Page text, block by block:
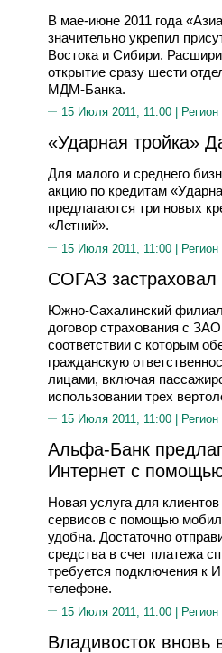
В мае-июне 2011 года
значительно укрепил
Востока и Сибири.
открытие сразу шести
МДМ-Банка.
15 Июля 2011, 11:00 |
«Ударная тройка»
Для малого и среднего
акцию по кредитам
предлагаются три новых
«Летний».
15 Июля 2011, 11:00 | Регион
СОГАЗ
Южно-Сахалинский
договор страхования с
соответствии с которым
гражданскую
лицами, включая
использовании трех
15 Июля 2011, 11:00 |
Альфа-Банк
Интернет с
Новая услуга для
сервисов с помощью
удобна. Достаточно
средства в счет платежа
требуется подключения к
телефоне.
15 Июля 2011, 11:00 | Регион
Владивосток